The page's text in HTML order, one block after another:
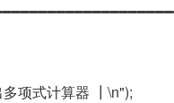
多项式计算器 ┃\n");